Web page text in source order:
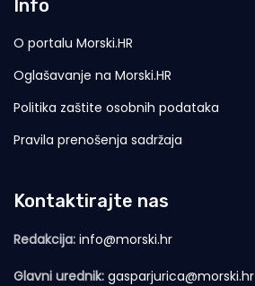
Info
O portalu Morski.HR
Oglašavanje na Morski.HR
Politika zaštite osobnih podataka
Pravila prenošenja sadržaja
Kontaktirajte nas
Redakcija: info@morski.hr
Glavni urednik: gasparjurica@morski.hr